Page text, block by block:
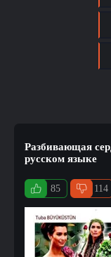
Разбивающая
русском языке
85 114